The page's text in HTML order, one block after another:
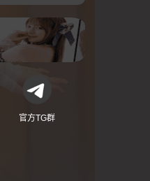
官方TG群